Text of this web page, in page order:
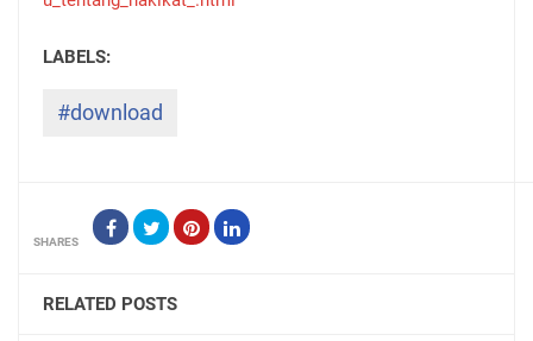
#download
SHARES
RELATED POSTS